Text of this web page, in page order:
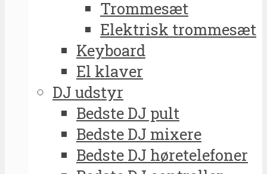
Trommesæt
Elektrisk trommesæt
Keyboard
El klaver
DJ udstyr
Bedste DJ pult
Bedste DJ mixere
Bedste DJ høretelefoner